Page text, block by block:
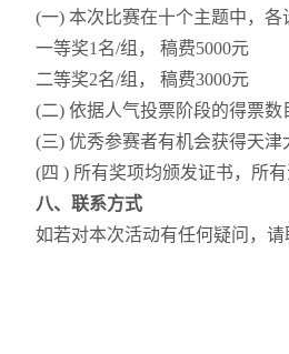
(一) 本次比赛在十个主题中，各
一等奖1名/组， 稿费5000元
二等奖2名/组， 稿费3000元
(二) 依据人气投票阶段的得票数
(三) 优秀参赛者有机会获得天津
(四 ) 所有奖项均颁发证书，所有
八、联系方式
如若对本次活动有任何疑问，请